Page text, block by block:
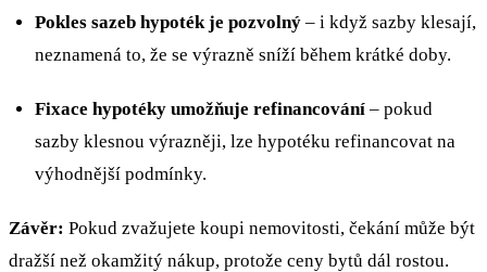
Pokles sazeb hypoték je pozvolný – i když sazby klesají,
neznamená to, že se výrazně sníží během krátké doby.
Fixace hypotéky umožňuje refinancování – pokud
sazby klesnou výrazněji, lze hypotéku refinancovat na
výhodnější podmínky.
Závěr: Pokud zvažujete koupi nemovitosti, čekání může být
dražší než okamžitý nákup, protože ceny bytů dál rostou.